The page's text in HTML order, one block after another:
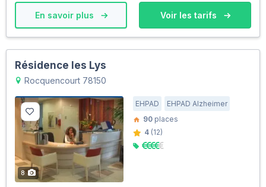
En savoir plus Voir les tarifs
Résidence les Lys
Rocquencourt 78150
8
EHPAD
EHPAD Alzheimer
90 places
4 (12)